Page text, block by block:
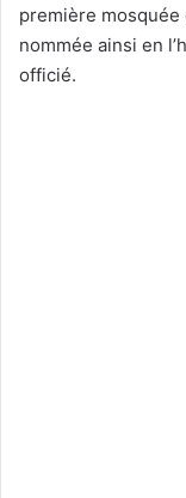
première
nommée ainsi en
officié.